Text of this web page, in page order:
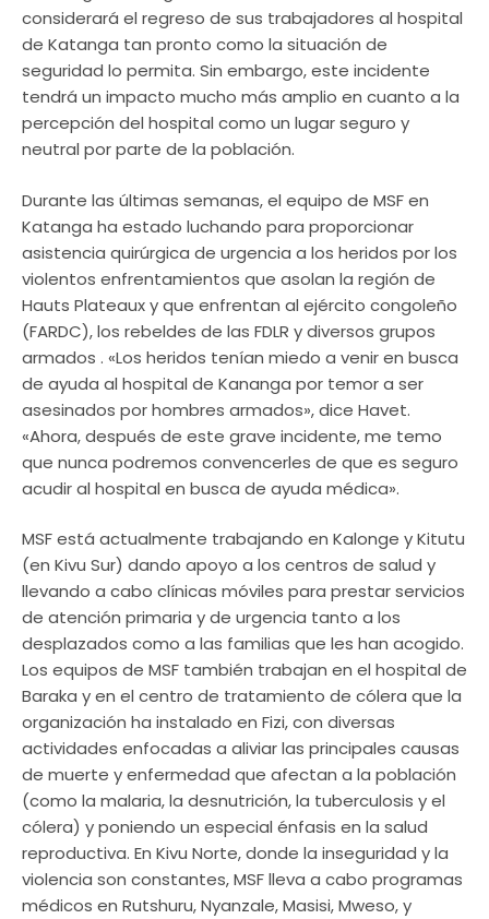
considerará el regreso de sus trabajadores al hospital
de Katanga tan pronto como la situación de
seguridad lo permita. Sin embargo, este incidente
tendrá un impacto mucho más amplio en cuanto a la
percepción del hospital como un lugar seguro y
neutral por parte de la población.
Durante las últimas semanas, el equipo de MSF en
Katanga ha estado luchando para proporcionar
asistencia quirúrgica de urgencia a los heridos por los
violentos enfrentamientos que asolan la región de
Hauts Plateaux y que enfrentan al ejército congoleño
(FARDC), los rebeldes de las FDLR y diversos grupos
armados . «Los heridos tenían miedo a venir en busca
de ayuda al hospital de Kananga por temor a ser
asesinados por hombres armados», dice Havet.
«Ahora, después de este grave incidente, me temo
que nunca podremos convencerles de que es seguro
acudir al hospital en busca de ayuda médica».
MSF está actualmente trabajando en Kalonge y Kitutu
(en Kivu Sur) dando apoyo a los centros de salud y
llevando a cabo clínicas móviles para prestar servicios
de atención primaria y de urgencia tanto a los
desplazados como a las familias que les han acogido.
Los equipos de MSF también trabajan en el hospital de
Baraka y en el centro de tratamiento de cólera que la
organización ha instalado en Fizi, con diversas
actividades enfocadas a aliviar las principales causas
de muerte y enfermedad que afectan a la población
(como la malaria, la desnutrición, la tuberculosis y el
cólera) y poniendo un especial énfasis en la salud
reproductiva. En Kivu Norte, donde la inseguridad y la
violencia son constantes, MSF lleva a cabo programas
médicos en Rutshuru, Nyanzale, Masisi, Mweso, y